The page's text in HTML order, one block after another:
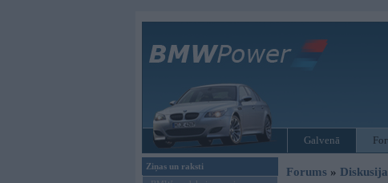
Galvenā
Ziņas un raksti
Forums »